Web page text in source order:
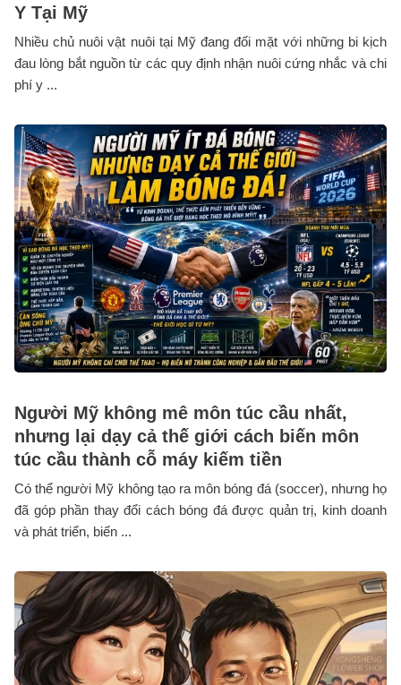
Y Tại Mỹ
Nhiều chủ nuôi vật nuôi tại Mỹ đang đối mặt với những bi kịch
đau lòng bắt nguồn từ các quy định nhận nuôi cứng nhắc và chi
phí y ...
Người Mỹ không mê môn túc cầu nhất,
nhưng lại dạy cả thế giới cách biến môn
túc cầu thành cỗ máy kiếm tiền
Có thể người Mỹ không tạo ra môn bóng đá (soccer), nhưng họ
đã góp phần thay đổi cách bóng đá được quản trị, kinh doanh
và phát triển, biến ...